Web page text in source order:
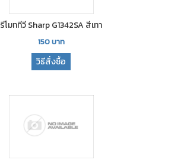
รีโมททีวี Sharp G1342SA สีเทา
150บาท
วิธีสั่งซื้อ